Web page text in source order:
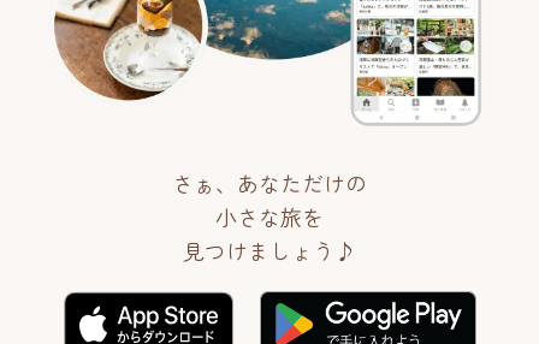
さぁ、あなただけの
小さな旅を
見つけましょう♪